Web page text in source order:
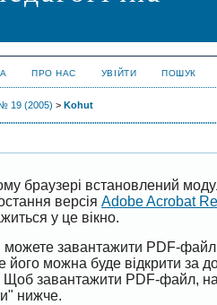
ПРО НАС УВІЙТИ ПОШУК
19 (2005) > Kohut
браузері встановлений
версія Adobe Acrobat
у це вікно.
можете завантажити PDF-
його можна буде відкрити за
Щоб завантажити PDF-файл,
нижче.